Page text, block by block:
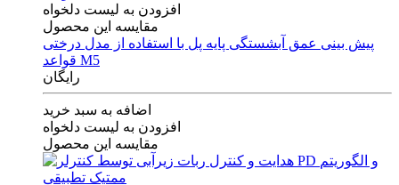
افزودن به لیست دلخواه
مقایسه این محصول
پیش بینی عمق آبشستگی پایه پل با استفاده از مدل درختی
قواعد M5
رایگان
اضافه به سبد خرید
افزودن به لیست دلخواه
مقایسه این محصول